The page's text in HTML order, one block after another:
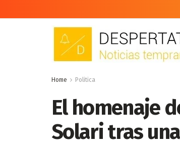
Home Politica
El homenaje
Solari tras